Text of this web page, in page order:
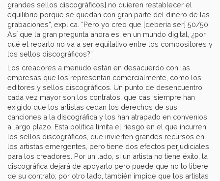
grandes sellos discográficos] no quieren restablecer el
equilibrio porque se quedan con gran parte del dinero de las
grabaciones”, explica. “Pero yo creo que [debería ser] 50/50.
Así que la gran pregunta ahora es, en un mundo digital, ¿por
qué el reparto no va a ser equitativo entre los compositores y
los sellos discográficos?”
Los creadores a menudo están en desacuerdo con las
empresas que los representan comercialmente, como los
editores y sellos discográficos. Un punto de desencuentro
cada vez mayor son los contratos, que casi siempre han
exigido que los artistas cedan los derechos de sus
canciones a la discográfica y los han atrapado en convenios
a largo plazo. Esta política limita el riesgo en el que incurren
los sellos discográficos, que invierten grandes recursos en
los artistas emergentes, pero tiene dos efectos perjudiciales
para los creadores. Por un lado, si un artista no tiene éxito, la
discográfica dejará de apoyarlo pero puede que no lo libere
de su contrato; por otro lado, también impide que los artistas